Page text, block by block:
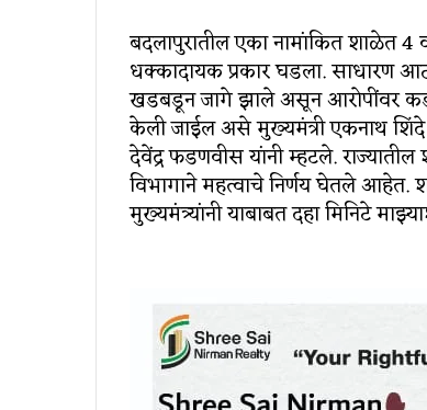
बदलापुरातील एका नामांकित शाळेत 4
धक्कादायक प्रकार घडला. साधारण
खडबडून जागे झाले असून आरोपींवर
केली जाईल असे मुख्यमंत्री एकनाथ शिंदे
देवेंद्र फडणवीस यांनी म्हटले.
विभागाने महत्वाचे निर्णय घेतले आहेत.
मुख्यमंत्र्यांनी याबाबत दहा मिनिटे